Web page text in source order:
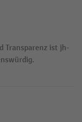
Transparenz ist jh-